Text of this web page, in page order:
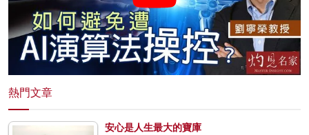
熱門文章
安心是人生最大的寶庫